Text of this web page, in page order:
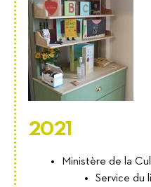
2021
Ministère de la
Service du